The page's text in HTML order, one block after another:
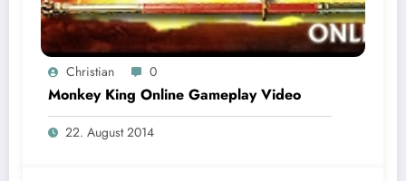
Christian 0
Monkey King Online Gameplay Video
22. August 2014